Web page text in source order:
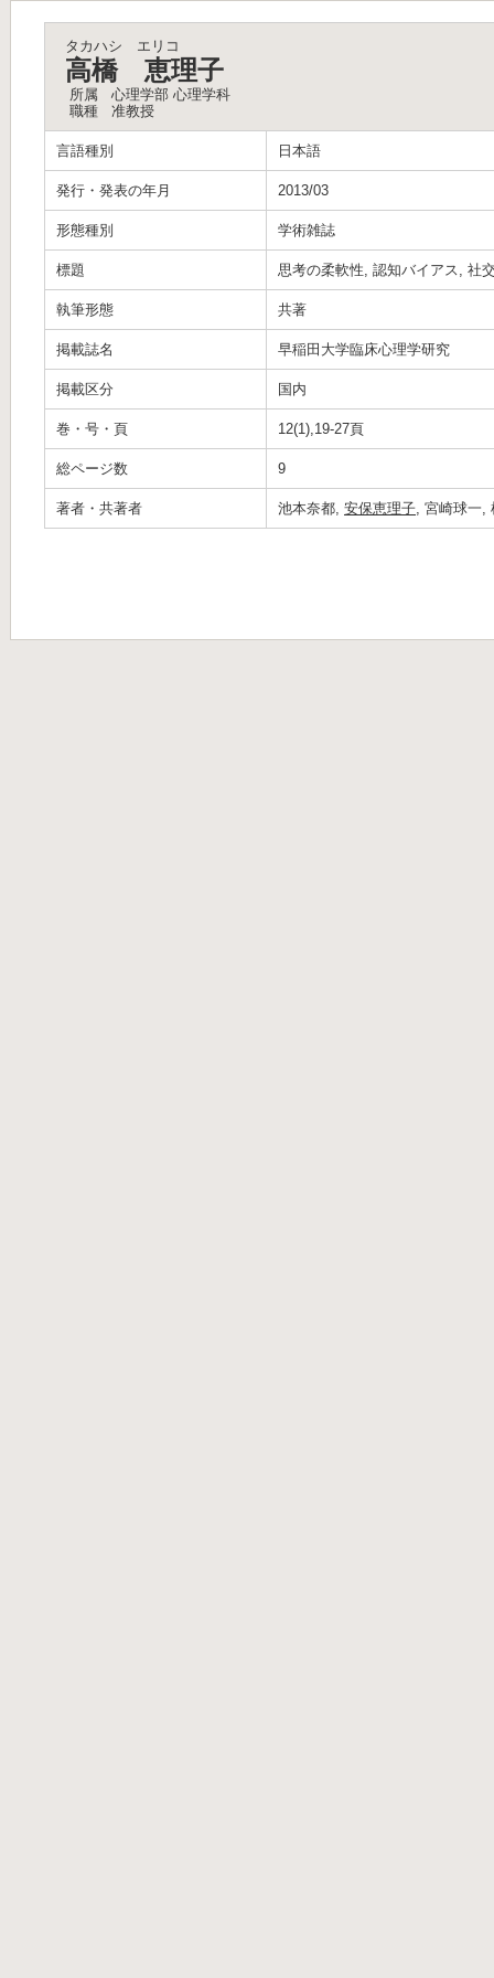
タカハシ エリコ
高橋 恵理子
所属
心理学部 心理学科
職種
准教授
言語種別 日本語
発行・発表の年月 2013/03
形態種別 学術雑誌
標題 思考の柔軟性, 認知バイアス, 社
執筆形態 共著
掲載誌名 早稲田大学臨床心理学研究
掲載区分 国内
巻・号・頁 12(1),19-27頁
総ページ数 9
著者・共著者 池本奈都, 安保恵理子, 宮崎球一,